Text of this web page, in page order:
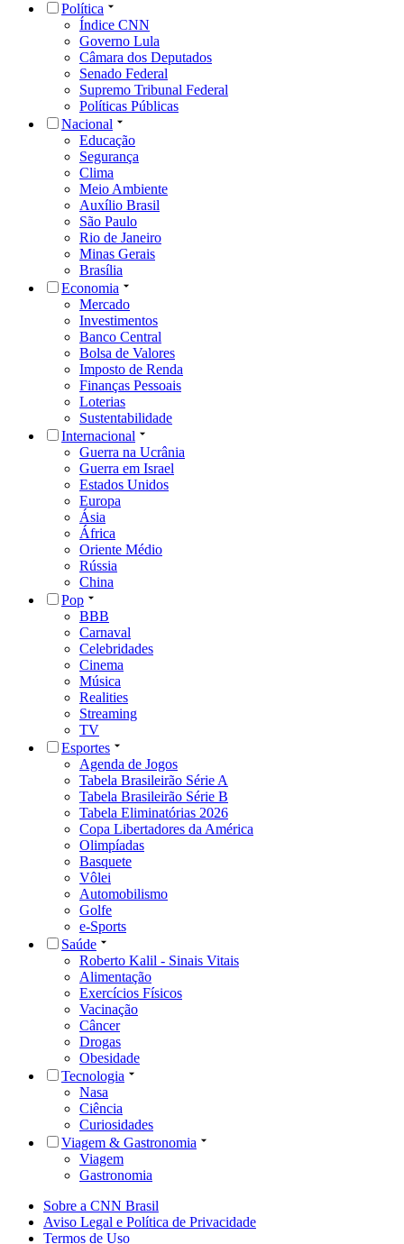
Política
Índice CNN
Governo Lula
Câmara dos Deputados
Senado Federal
Supremo Tribunal Federal
Políticas Públicas
Nacional
Educação
Segurança
Clima
Meio Ambiente
Auxílio Brasil
São Paulo
Rio de Janeiro
Minas Gerais
Brasília
Economia
Mercado
Investimentos
Banco Central
Bolsa de Valores
Imposto de Renda
Finanças Pessoais
Loterias
Sustentabilidade
Internacional
Guerra na Ucrânia
Guerra em Israel
Estados Unidos
Europa
Ásia
África
Oriente Médio
Rússia
China
Pop
BBB
Carnaval
Celebridades
Cinema
Música
Realities
Streaming
TV
Esportes
Agenda de Jogos
Tabela Brasileirão Série A
Tabela Brasileirão Série B
Tabela Eliminatórias 2026
Copa Libertadores da América
Olimpíadas
Basquete
Vôlei
Automobilismo
Golfe
e-Sports
Saúde
Roberto Kalil - Sinais Vitais
Alimentação
Exercícios Físicos
Vacinação
Câncer
Drogas
Obesidade
Tecnologia
Nasa
Ciência
Curiosidades
Viagem & Gastronomia
Viagem
Gastronomia
Sobre a CNN Brasil
Aviso Legal e Política de Privacidade
Termos de Uso